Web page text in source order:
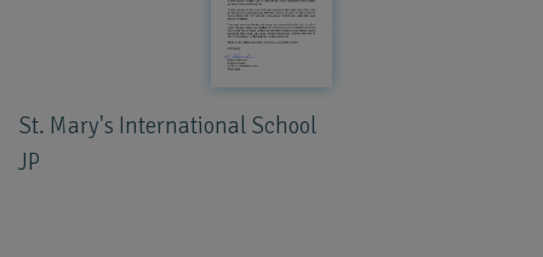
St. Mary's International School
JP